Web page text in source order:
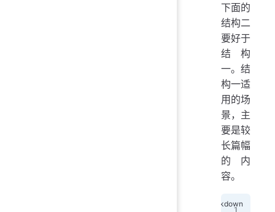
下面的
结构二
要好于
结构
一。结
构一适
用的场
景，主
要是较
长篇幅
的内
容。